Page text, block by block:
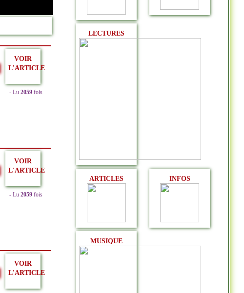
VOIR
L'ARTICLE
- Lu 2059 fois
VOIR
L'ARTICLE
- Lu 2059 fois
VOIR
L'ARTICLE
LECTURES
ARTICLES INFOS
MUSIQUE